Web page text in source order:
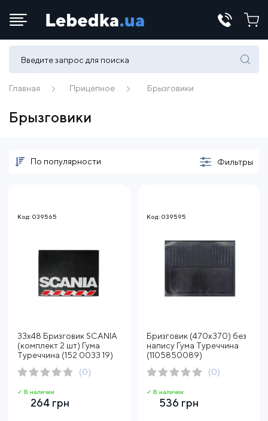
Телефоны:
(067) 430 82-15
Главная Прицепное Брызговики
Брызговики
По популярности Фильтры
Код: 039565
33x48 Бризговик SCANIA
(комплект 2 шт) Гума
Туреччина (152 0033 19)
(0)
✓ В наличии
264 грн
Код: 039595
Бризговик (470х370) без
напису Гума Туреччина
(1105850089)
(0)
✓ В наличии
536 грн